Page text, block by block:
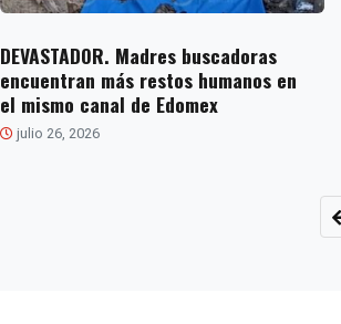
DEVASTADOR. Madres buscadoras
encuentran más restos humanos en
el mismo canal de Edomex
julio 26, 2026